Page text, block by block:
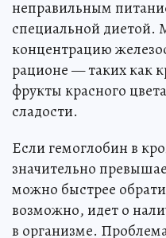
неправильным
специальной диетой.
концентрацию
рационе — таких как
фрукты красного
сладости.
Если гемоглобин в
значительно
можно быстрее
возможно, идет о
в организме.